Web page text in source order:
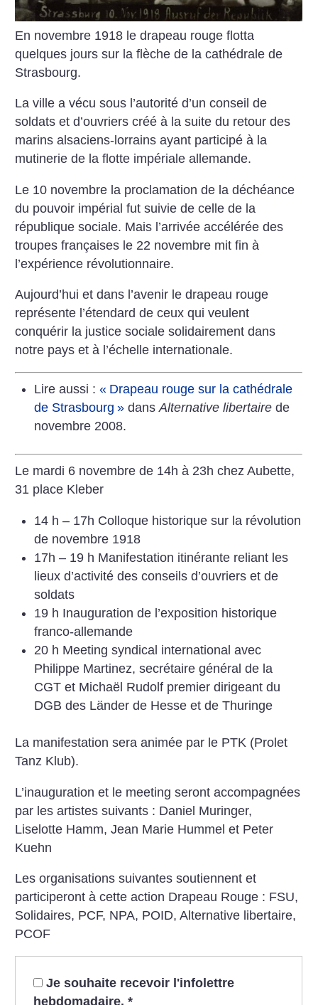
En novembre 1918 le drapeau rouge flotta
quelques jours sur la flèche de la cathédrale de
Strasbourg.
La ville a vécu sous l’autorité d’un conseil de
soldats et d’ouvriers créé à la suite du retour des
marins alsaciens-lorrains ayant participé à la
mutinerie de la flotte impériale allemande.
Le 10 novembre la proclamation de la déchéance
du pouvoir impérial fut suivie de celle de la
république sociale. Mais l’arrivée accélérée des
troupes françaises le 22 novembre mit fin à
l’expérience révolutionnaire.
Aujourd’hui et dans l’avenir le drapeau rouge
représente l’étendard de ceux qui veulent
conquérir la justice sociale solidairement dans
notre pays et à l’échelle internationale.
Lire aussi : « Drapeau rouge sur la cathédrale
de Strasbourg »dans Alternative libertairede
novembre 2008.
Le mardi 6 novembre de 14h à 23h chez Aubette,
31 place Kleber
14 h – 17h Colloque historique sur la révolution
de novembre 1918
17h – 19 h Manifestation itinérante reliant les
lieux d’activité des conseils d’ouvriers et de
soldats
19 h Inauguration de l’exposition historique
franco-allemande
20 h Meeting syndical international avec
Philippe Martinez, secrétaire général de la
CGT et Michaël Rudolf premier dirigeant du
DGB des Länder de Hesse et de Thuringe
La manifestation sera animée par le PTK (Prolet
Tanz Klub).
L’inauguration et le meeting seront accompagnées
par les artistes suivants : Daniel Muringer,
Liselotte Hamm, Jean Marie Hummel et Peter
Kuehn
Les organisations suivantes soutiennent et
participeront à cette action Drapeau Rouge : FSU,
Solidaires, PCF, NPA, POID, Alternative libertaire,
PCOF
Je souhaite recevoir l'infolettre
hebdomadaire. *